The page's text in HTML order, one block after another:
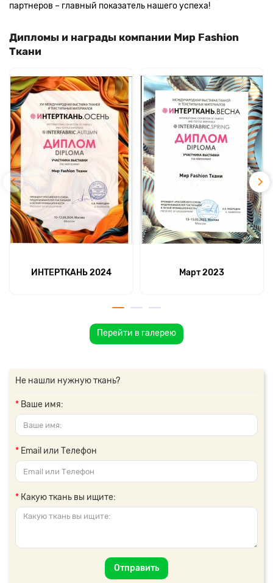
партнеров – главный показатель нашего успеха!
Дипломы и награды компании Мир Fashion
Ткани
ИНТЕРТКАНЬ 2024 Март 2023
Перейти в галерею
Не нашли нужную ткань?
Ваше имя:
Email или Телефон
Какую ткань вы ищите:
Отправить